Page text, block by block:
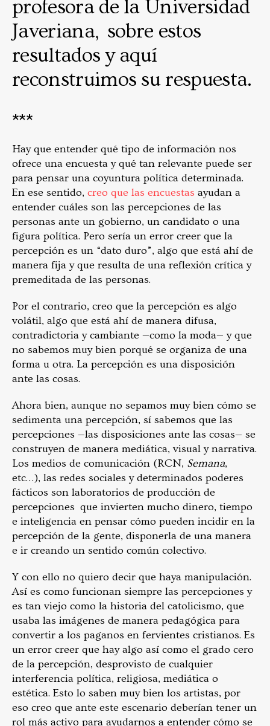
profesora de la Universidad
Javeriana, sobre estos
resultados y aquí
reconstruimos su respuesta.
***
Hay que entender qué tipo de información nos
ofrece una encuesta y qué tan relevante puede ser
para pensar una coyuntura política determinada.
En ese sentido, creo que las encuestas ayudan a
entender cuáles son las percepciones de las
personas ante un gobierno, un candidato o una
figura política. Pero sería un error creer que la
percepción es un “dato duro”, algo que está ahí de
manera fija y que resulta de una reflexión crítica y
premeditada de las personas.
Por el contrario, creo que la percepción es algo
volátil, algo que está ahí de manera difusa,
contradictoria y cambiante —como la moda— y que
no sabemos muy bien porqué se organiza de una
forma u otra. La percepción es una disposición
ante las cosas.
Ahora bien, aunque no sepamos muy bien cómo se
sedimenta una percepción, sí sabemos que las
percepciones —las disposiciones ante las cosas— se
construyen de manera mediática, visual y narrativa.
Los medios de comunicación (RCN, Semana,
etc…), las redes sociales y determinados poderes
fácticos son laboratorios de producción de
percepciones que invierten mucho dinero, tiempo
e inteligencia en pensar cómo pueden incidir en la
percepción de la gente, disponerla de una manera
e ir creando un sentido común colectivo.
Y con ello no quiero decir que haya manipulación.
Así es como funcionan siempre las percepciones y
es tan viejo como la historia del catolicismo, que
usaba las imágenes de manera pedagógica para
convertir a los paganos en fervientes cristianos. Es
un error creer que hay algo así como el grado cero
de la percepción, desprovisto de cualquier
interferencia política, religiosa, mediática o
estética. Esto lo saben muy bien los artistas, por
eso creo que ante este escenario deberían tener un
rol más activo para ayudarnos a entender cómo se